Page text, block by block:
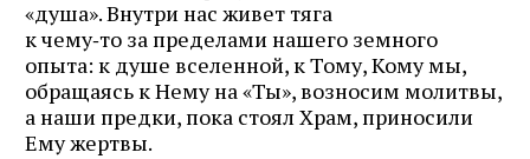
«душа». Внутри нас живет тяга
к чему‑то за пределами нашего земного
опыта: к душе вселенной, к Тому, Кому мы,
обращаясь к Нему на «Ты», возносим молитвы,
а наши предки, пока стоял Храм, приносили
Ему жертвы.